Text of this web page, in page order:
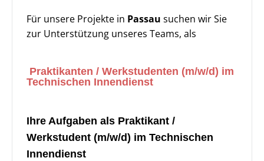
Für unsere Projekte in Passau suchen wir Sie
zur Unterstützung unseres Teams, als
Praktikanten / Werkstudenten (m/w/d) im
Technischen Innendienst
Ihre Aufgaben als Praktikant /
Werkstudent (m/w/d) im Technischen
Innendienst